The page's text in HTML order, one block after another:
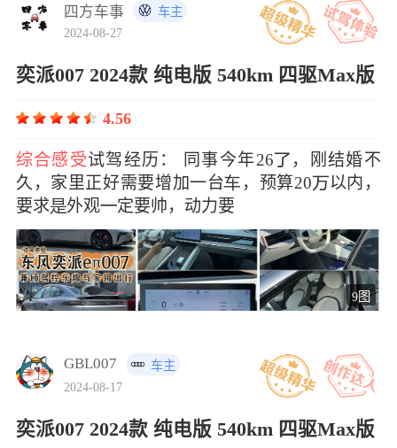
四方车事
车主
2024-08-27
奕派007 2024款 纯电版 540km 四驱Max版
4.56
综合感受试驾经历： 同事今年26，刚结婚不
久，家里正好需要增加一台，预算20以内，
要求外观定要帅，动力要
9图
GBL007
车主
2024-08-17
奕派007 2024款 纯电版 540km 四驱Max版